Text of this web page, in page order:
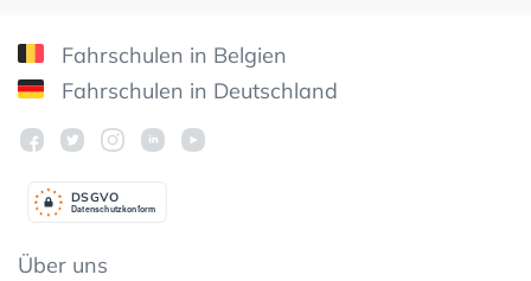
Fahrschulen in Belgien
Fahrschulen in Deutschland
Datenschutzkonform
DSGVO
Über uns